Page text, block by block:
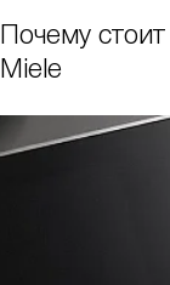
Почему
Miele